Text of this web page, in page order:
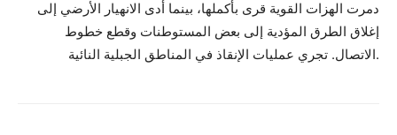
دمرت الهزات القوية قرى بأكملها، بينما أدى الانهيار الأرضي إلى
إغلاق الطرق المؤدية إلى بعض المستوطنات وقطع خطوط
الاتصال. تجري عمليات الإنقاذ في المناطق الجبلية النائية.